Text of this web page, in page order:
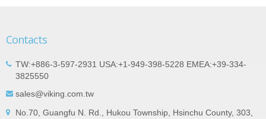
Contacts
TW:+886-3-597-2931 USA:+1-949-398-5228 EMEA:+39-334-
3825550
sales@viking.com.tw
No.70, Guangfu N. Rd., Hukou Township, Hsinchu County, 303,